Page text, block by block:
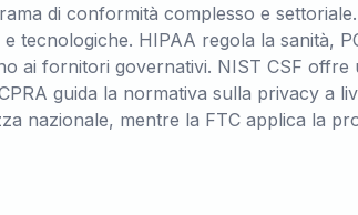
di conformità complesso e
tecnologiche. HIPAA regola la sanità,
ai fornitori governativi. NIST CSF
guida la normativa sulla privacy a
nazionale, mentre la FTC applica la